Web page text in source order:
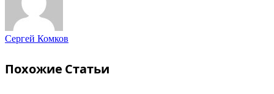
Сергей Комков
Похожие Статьи